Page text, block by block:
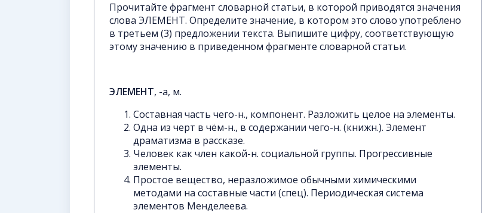
Прочитайте фрагмент словарной статьи, в которой приводятся значения
слова ЭЛЕМЕНТ. Определите значение, в котором это слово употреблено
в третьем (3) предложении текста. Выпишите цифру, соответствующую
этому значению в приведенном фрагменте словарной статьи.
ЭЛЕМЕНТ, -а, м.
Составная часть чего-н., компонент. Разложить целое на элементы.
Одна из черт в чём-н., в содержании чего-н. (книжн.). Элемент
драматизма в рассказе.
Человек как член какой-н. социальной группы. Прогрессивные
элементы.
Простое вещество, неразложимое обычными химическими
методами на составные части (спец). Периодическая система
элементов Менделеева.